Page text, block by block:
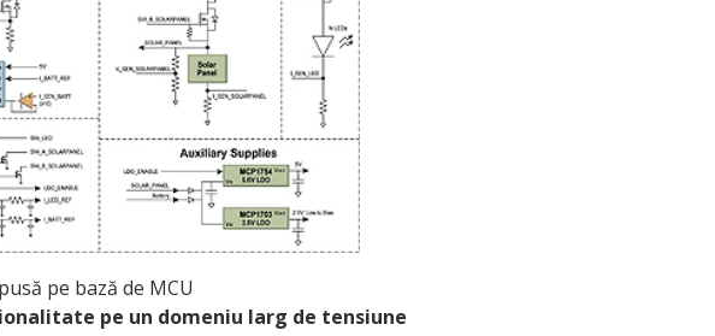
pe bază de MCU
pe un domeniu larg de tensiune